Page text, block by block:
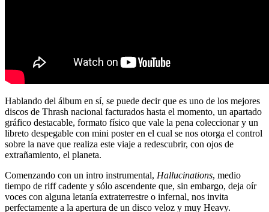
Hablando del álbum en sí, se puede decir que es uno de los mejores
discos de Thrash nacional facturados hasta el momento, un apartado
gráfico destacable, formato físico que vale la pena coleccionar y un
libreto despegable con mini poster en el cual se nos otorga el control
sobre la nave que realiza este viaje a redescubrir, con ojos de
extrañamiento, el planeta.
Comenzando con un intro instrumental, Hallucinations, medio
tiempo de riff cadente y sólo ascendente que, sin embargo, deja oír
voces con alguna letanía extraterrestre o infernal, nos invita
perfectamente a la apertura de un disco veloz y muy Heavy.